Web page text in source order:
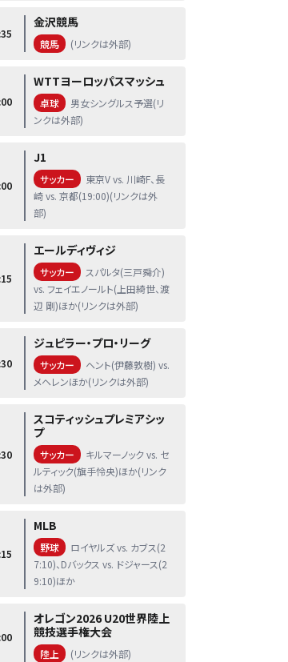
金沢競馬
競馬 (リンクは外部)
WTTヨーロッパスマッシュ
卓球
男女シングルス予選(リ
ンクは外部)
J1
サッカー
東京V vs. 川崎F、長
崎 vs. 京都(19:00)(リンクは外
部)
エールディヴィジ
サッカー
スパルタ(三戸舜介)
vs. フェイエノールト(上田綺世、渡
辺 剛)ほか(リンクは外部)
ジュピラー・プロ・リーグ
サッカー
ヘント(伊藤敦樹) vs.
メヘレンほか(リンクは外部)
スコティッシュプレミアシッ
プ
サッカー
キルマーノック vs. セ
ルティック(旗手怜央)ほか(リンク
は外部)
MLB
野球
ロイヤルズ vs. カブス(2
7:10)、Dバックス vs. ドジャース(2
9:10)ほか
オレゴン2026 U20世界陸上
競技選手権大会
陸上 (リンクは外部)